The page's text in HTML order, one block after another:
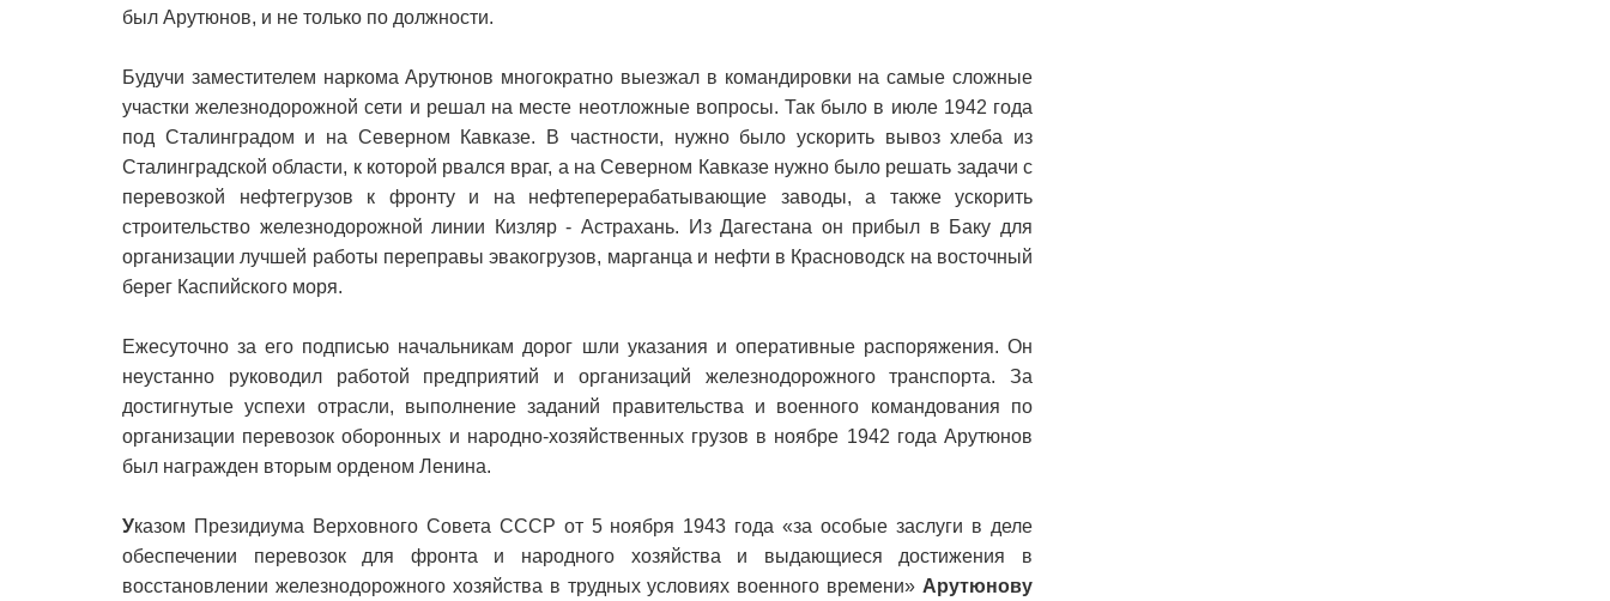
был Арутюнов, и не только по должности.
Будучи заместителем наркома Арутюнов многократно выезжал в командировки на самые сложные
участки железнодорожной сети и решал на месте неотложные вопросы. Так было в июле 1942 года
под Сталинградом и на Северном Кавказе. В частности, нужно было ускорить вывоз хлеба из
Сталинградской области, к которой рвался враг, а на Северном Кавказе нужно было решать задачи с
перевозкой нефтегрузов к фронту и на нефтеперерабатывающие заводы, а также ускорить
строительство железнодорожной линии Кизляр - Астрахань. Из Дагестана он прибыл в Баку для
организации лучшей работы переправы эвакогрузов, марганца и нефти в Красноводск на восточный
берег Каспийского моря.
Ежесуточно за его подписью начальникам дорог шли указания и оперативные распоряжения. Он
неустанно руководил работой предприятий и организаций железнодорожного транспорта. За
достигнутые успехи отрасли, выполнение заданий правительства и военного командования по
организации перевозок оборонных и народно-хозяйственных грузов в ноябре 1942 года Арутюнов
был награжден вторым орденом Ленина.
Указом Президиума Верховного Совета СССР от 5 ноября 1943 года «за особые заслуги в деле
обеспечении перевозок для фронта и народного хозяйства и выдающиеся достижения в
восстановлении железнодорожного хозяйства в трудных условиях военного времени» Арутюнову